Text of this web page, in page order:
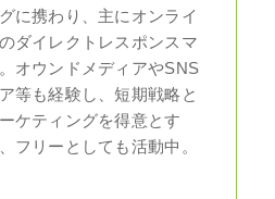
に携わり、主にオンライ
ダイレクトレスポンスマ
オウンドメディアやSNS
等も経験し、短期戦略と
ケティングを得意とす
フリーとしても活動中。